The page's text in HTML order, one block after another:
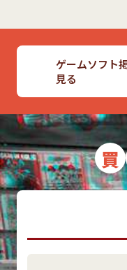
ゲームソフト
見る
買